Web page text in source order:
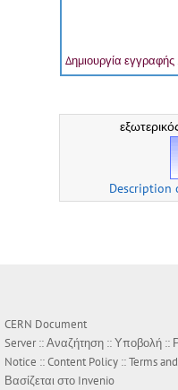
Δημιουργία
Description
CERN Document
Server ::Αναζήτηση ::Υποβολή ::
Notice ::Content Policy ::Terms
Βασίζεται στο Invenio